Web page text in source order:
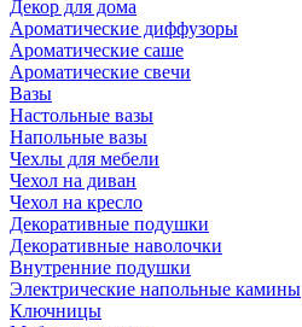
Декор для дома
Ароматические диффузоры
Ароматические саше
Ароматические свечи
Вазы
Настольные вазы
Напольные вазы
Чехлы для мебели
Чехол на диван
Чехол на кресло
Декоративные подушки
Декоративные наволочки
Внутренние подушки
Электрические напольные камины
Ключницы